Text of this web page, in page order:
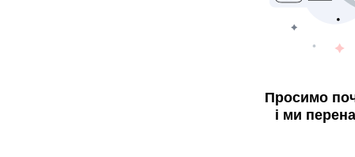
Просимо
і ми